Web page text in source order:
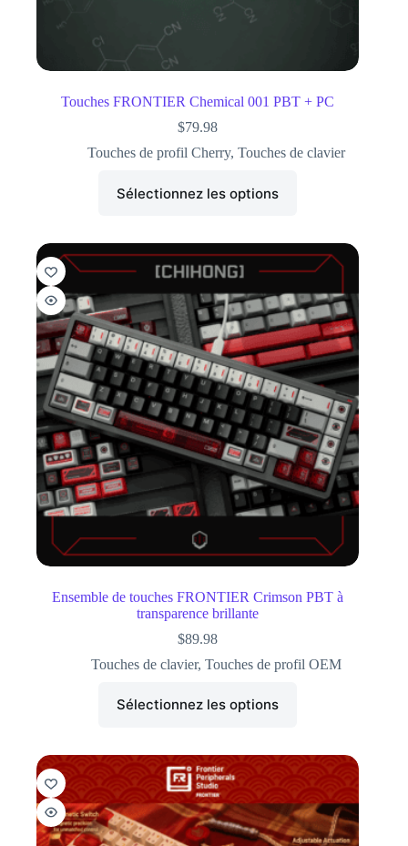
Touches FRONTIER Chemical 001 PBT + PC
$79.98
Touches de profil Cherry, Touches de clavier
Sélectionnez les options
Ensemble de touches FRONTIER Crimson PBT à
transparence brillante
$89.98
Touches de clavier, Touches de profil OEM
Sélectionnez les options